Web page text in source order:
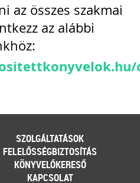
az összes szakmai
az alábbi
SZOLGÁLTATÁSOK
FELELŐSSÉGBIZTOSÍTÁS
KÖNYVELŐKERESŐ
KAPCSOLAT